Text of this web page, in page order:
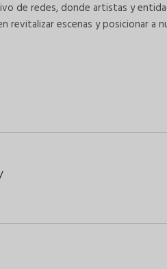
de redes, donde artistas y
revitalizar escenas y posicionar a